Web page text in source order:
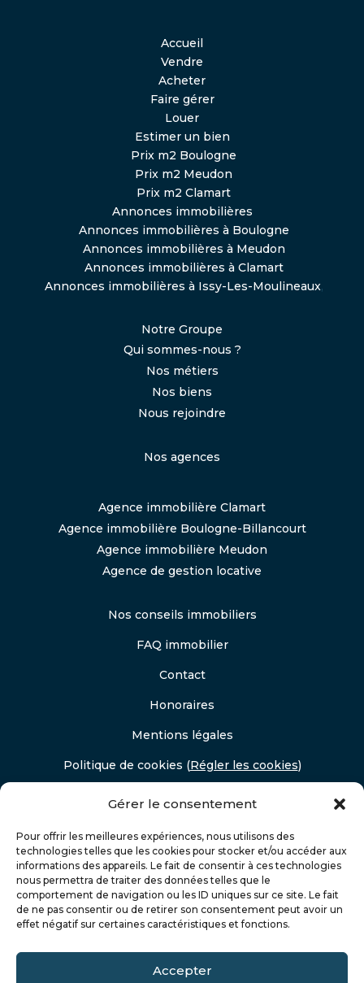
Gérer le consentement
Pour offrir les meilleures expériences, nous utilisons des
technologies telles que les cookies pour stocker et/ou accéder aux
informations des appareils. Le fait de consentir à ces technologies
nous permettra de traiter des données telles que le
comportement de navigation ou les ID uniques sur ce site. Le fait
de ne pas consentir ou de retirer son consentement peut avoir un
effet négatif sur certaines caractéristiques et fonctions.
Accepter
Accueil
Vendre
Acheter
Faire gérer
Louer
Estimer un bien
Prix m2 Boulogne
Prix m2 Meudon
Prix m2 Clamart
Annonces immobilières
Annonces immobilières à Boulogne
Annonces immobilières à Meudon
Annonces immobilières à Clamart
Annonces immobilières à Issy-Les-Moulineaux,
Notre Groupe
Qui sommes-nous ?
Nos métiers
Nos biens
Nous rejoindre
Nos agences
Agence immobilière Clamart
Agence immobilière Boulogne-Billancourt
Agence immobilière Meudon
Agence de gestion locative
Nos conseils immobiliers
FAQ immobilier
Contact
Honoraires
Mentions légales
Politique de cookies (Régler les cookies)